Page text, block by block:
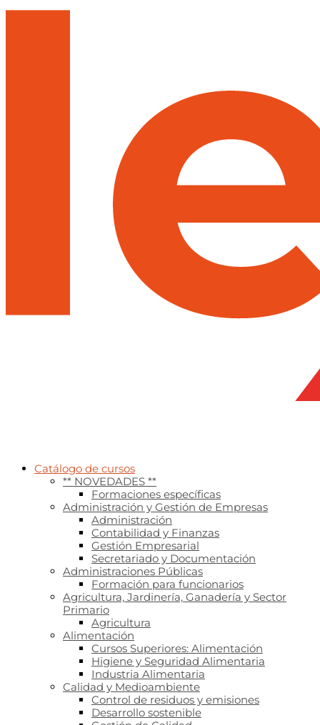
Catálogo de cursos
** NOVEDADES **
Formaciones específicas
Administración y Gestión de Empresas
Administración
Contabilidad y Finanzas
Gestión Empresarial
Secretariado y Documentación
Administraciones Públicas
Formación para funcionarios
Agricultura, Jardinería, Ganadería y Sector
Primario
Agricultura
Alimentación
Cursos Superiores: Alimentación
Higiene y Seguridad Alimentaria
Industria Alimentaria
Calidad y Medioambiente
Control de residuos y emisiones
Desarrollo sostenible